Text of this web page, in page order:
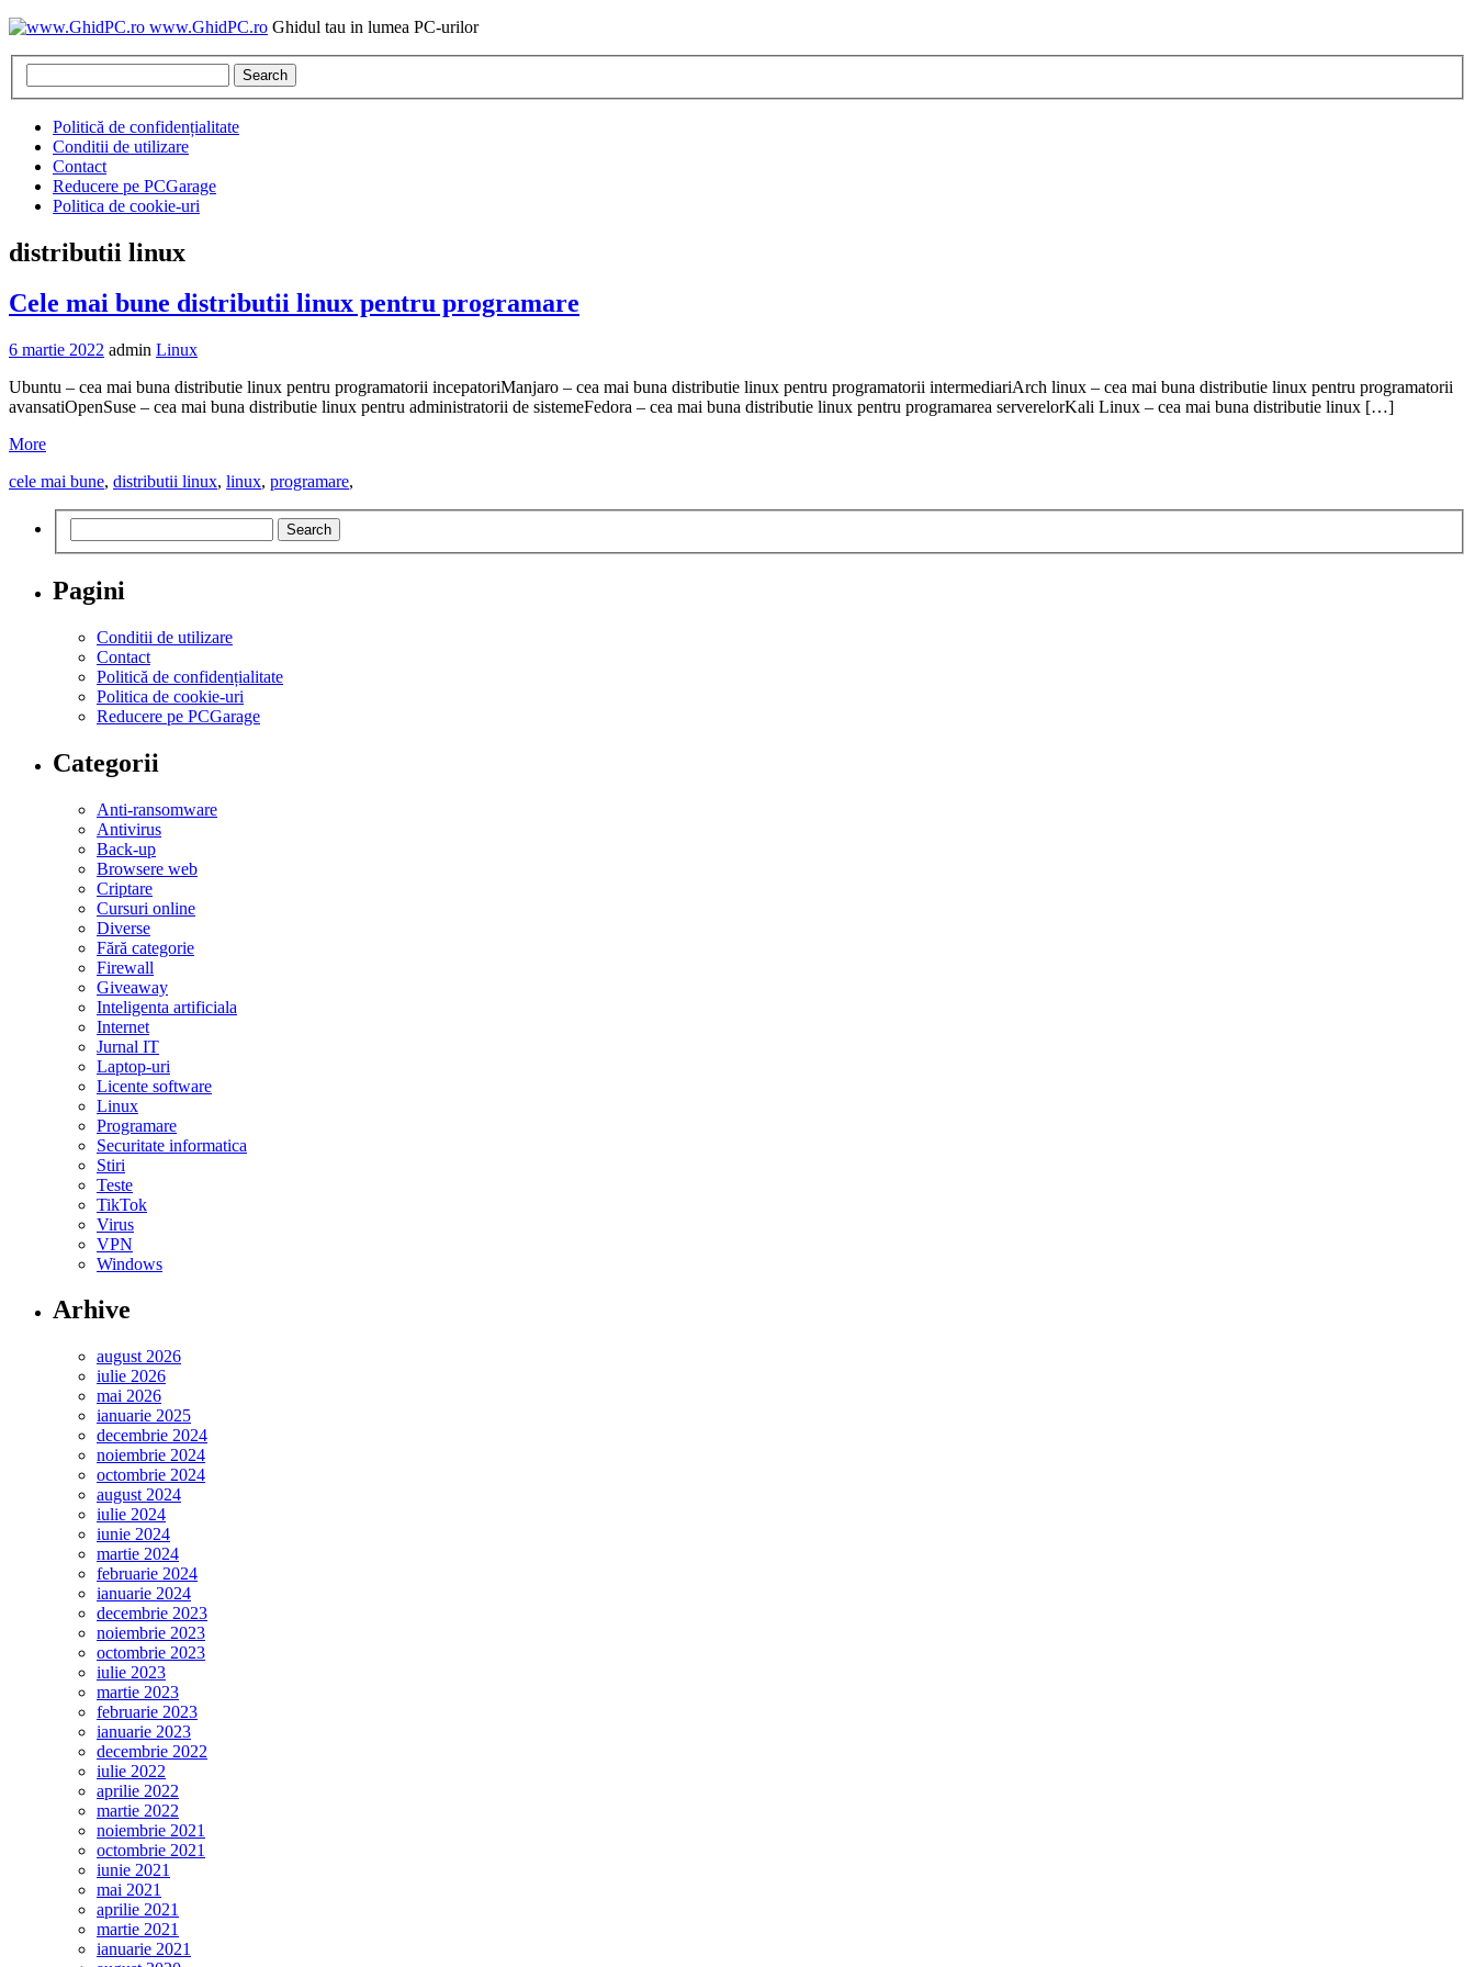
www.GhidPC.ro Ghidul tau in lumea PC-urilor
Search
Politică de confidențialitate
Conditii de utilizare
Contact
Reducere pe PCGarage
Politica de cookie-uri
distributii linux
Cele mai bune distributii linux pentru programare
6 martie 2022 admin Linux
Ubuntu – cea mai buna distributie linux pentru programatorii incepatoriManjaro – cea mai buna distributie linux pentru programatorii intermediariArch linux – cea mai buna distributie linux pentru programatorii
avansatiOpenSuse – cea mai buna distributie linux pentru administratorii de sistemeFedora – cea mai buna distributie linux pentru programarea serverelorKali Linux – cea mai buna distributie linux […]
More
cele mai bune, distributii linux, linux, programare,
Search
Pagini
Conditii de utilizare
Contact
Politică de confidențialitate
Politica de cookie-uri
Reducere pe PCGarage
Categorii
Anti-ransomware
Antivirus
Back-up
Browsere web
Criptare
Cursuri online
Diverse
Fără categorie
Firewall
Giveaway
Inteligenta artificiala
Internet
Jurnal IT
Laptop-uri
Licente software
Linux
Programare
Securitate informatica
Stiri
Teste
TikTok
Virus
VPN
Windows
Arhive
august 2026
iulie 2026
mai 2026
ianuarie 2025
decembrie 2024
noiembrie 2024
octombrie 2024
august 2024
iulie 2024
iunie 2024
martie 2024
februarie 2024
ianuarie 2024
decembrie 2023
noiembrie 2023
octombrie 2023
iulie 2023
martie 2023
februarie 2023
ianuarie 2023
decembrie 2022
iulie 2022
aprilie 2022
martie 2022
noiembrie 2021
octombrie 2021
iunie 2021
mai 2021
aprilie 2021
martie 2021
ianuarie 2021